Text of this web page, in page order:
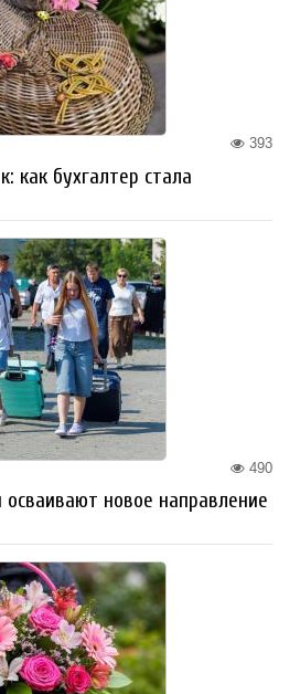
393
как бухгалтер стала
490
осваивают новое направление